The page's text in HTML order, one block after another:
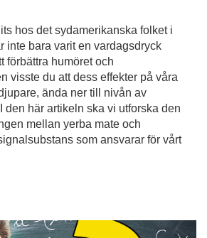
hos det sydamerikanska folket i
inte bara varit en vardagsdryck
förbättra humöret och
visste du att dess effekter på våra
ända ner till nivån av
den här artikeln ska vi utforska den
mellan yerba mate och
som ansvarar för vårt